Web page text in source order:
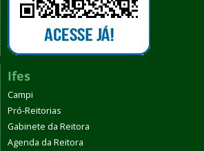
Ifes
Campi
Pró-Reitorias
Gabinete da Reitora
Agenda da Reitora